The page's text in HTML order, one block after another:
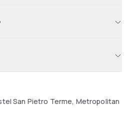
San Pietro Terme, Metropolitan